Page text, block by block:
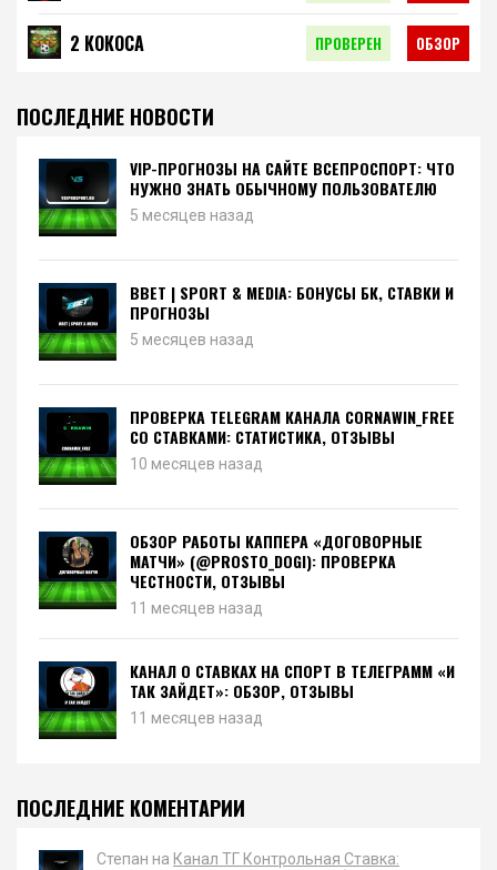
2 КОКОСА ПРОВЕРЕН ОБЗОР
ПОСЛЕДНИЕ НОВОСТИ
VIP-ПРОГНОЗЫ НА САЙТЕ ВСЕПРОСПОРТ: ЧТО
НУЖНО ЗНАТЬ ОБЫЧНОМУ ПОЛЬЗОВАТЕЛЮ
5 месяцев назад
BBET | SPORT & MEDIA: БОНУСЫ БК, СТАВКИ И
ПРОГНОЗЫ
5 месяцев назад
ПРОВЕРКА TELEGRAM КАНАЛА CORNAWIN_FREE
СО СТАВКАМИ: СТАТИСТИКА, ОТЗЫВЫ
10 месяцев назад
ОБЗОР РАБОТЫ КАППЕРА «ДОГОВОРНЫЕ
МАТЧИ» (@PROSTO_DOGI): ПРОВЕРКА
ЧЕСТНОСТИ, ОТЗЫВЫ
11 месяцев назад
КАНАЛ О СТАВКАХ НА СПОРТ В ТЕЛЕГРАММ «И
ТАК ЗАЙДЕТ»: ОБЗОР, ОТЗЫВЫ
11 месяцев назад
ПОСЛЕДНИЕ КОМЕНТАРИИ
Степан на Канал ТГ Контрольная Ставка: